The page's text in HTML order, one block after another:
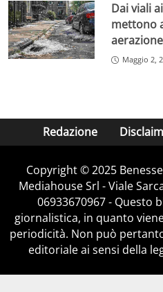
Dai viali
mettono
Maggio 2,
Redazione
Copyright © 2025
Mediahouse Srl - Viale
06933670967 - Questo
giornalistica, in quanto
periodicità. Non può
editoriale ai sensi della